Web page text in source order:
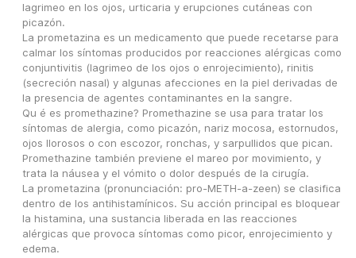
lagrimeo en los ojos, urticaria y erupciones cutáneas con
picazón.
La prometazina es un medicamento que puede recetarse para
calmar los síntomas producidos por reacciones alérgicas como
conjuntivitis (lagrimeo de los ojos o enrojecimiento), rinitis
(secreción nasal) y algunas afecciones en la piel derivadas de
la presencia de agentes contaminantes en la sangre.
Qu é es promethazine? Promethazine se usa para tratar los
síntomas de alergia, como picazón, nariz mocosa, estornudos,
ojos llorosos o con escozor, ronchas, y sarpullidos que pican.
Promethazine también previene el mareo por movimiento, y
trata la náusea y el vómito o dolor después de la cirugía.
La prometazina (pronunciación: pro-METH-a-zeen) se clasifica
dentro de los antihistamínicos. Su acción principal es bloquear
la histamina, una sustancia liberada en las reacciones
alérgicas que provoca síntomas como picor, enrojecimiento y
edema.